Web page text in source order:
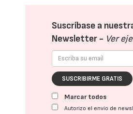
Suscríbase a
Newsletter - Ver
SUSCRIBIRME GRATIS
Marcar todos
Autorizo el envío de